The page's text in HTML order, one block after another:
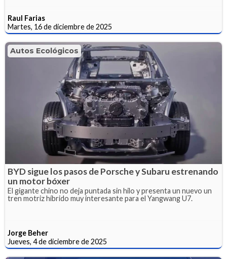
Raul Farias
Martes, 16 de diciembre de 2025
Autos Ecológicos
BYD sigue los pasos de Porsche y Subaru estrenando
un motor bóxer
El gigante chino no deja puntada sin hilo y presenta un nuevo un
tren motriz híbrido muy interesante para el Yangwang U7.
Jorge Beher
Jueves, 4 de diciembre de 2025